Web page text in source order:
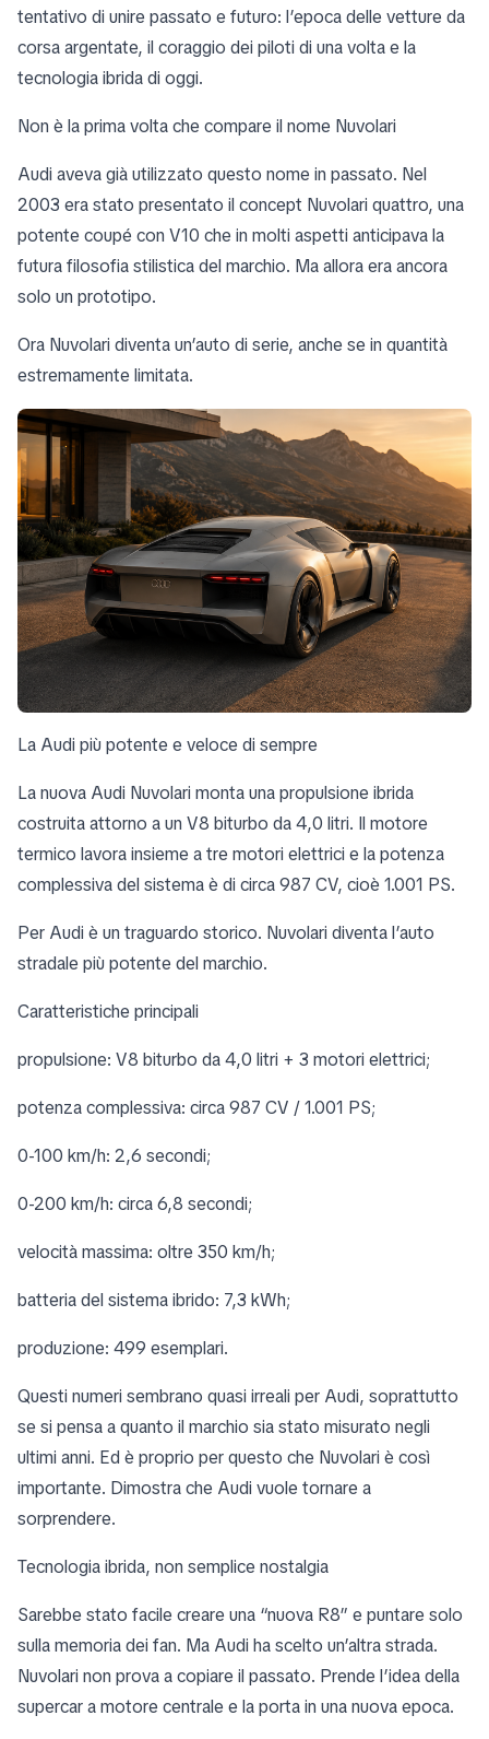
tentativo di unire passato e futuro: l’epoca delle vetture da
corsa argentate, il coraggio dei piloti di una volta e la
tecnologia ibrida di oggi.
Non è la prima volta che compare il nome Nuvolari
Audi aveva già utilizzato questo nome in passato. Nel
2003 era stato presentato il concept Nuvolari quattro, una
potente coupé con V10 che in molti aspetti anticipava la
futura filosofia stilistica del marchio. Ma allora era ancora
solo un prototipo.
Ora Nuvolari diventa un’auto di serie, anche se in quantità
estremamente limitata.
La Audi più potente e veloce di sempre
La nuova Audi Nuvolari monta una propulsione ibrida
costruita attorno a un V8 biturbo da 4,0 litri. Il motore
termico lavora insieme a tre motori elettrici e la potenza
complessiva del sistema è di circa 987 CV, cioè 1.001 PS.
Per Audi è un traguardo storico. Nuvolari diventa l’auto
stradale più potente del marchio.
Caratteristiche principali
propulsione: V8 biturbo da 4,0 litri + 3 motori elettrici;
potenza complessiva: circa 987 CV / 1.001 PS;
0-100 km/h: 2,6 secondi;
0-200 km/h: circa 6,8 secondi;
velocità massima: oltre 350 km/h;
batteria del sistema ibrido: 7,3 kWh;
produzione: 499 esemplari.
Questi numeri sembrano quasi irreali per Audi, soprattutto
se si pensa a quanto il marchio sia stato misurato negli
ultimi anni. Ed è proprio per questo che Nuvolari è così
importante. Dimostra che Audi vuole tornare a
sorprendere.
Tecnologia ibrida, non semplice nostalgia
Sarebbe stato facile creare una “nuova R8” e puntare solo
sulla memoria dei fan. Ma Audi ha scelto un’altra strada.
Nuvolari non prova a copiare il passato. Prende l’idea della
supercar a motore centrale e la porta in una nuova epoca.